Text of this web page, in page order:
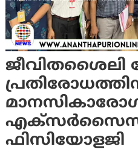
ജീവിതശൈലി
ഫിസിയോളജി